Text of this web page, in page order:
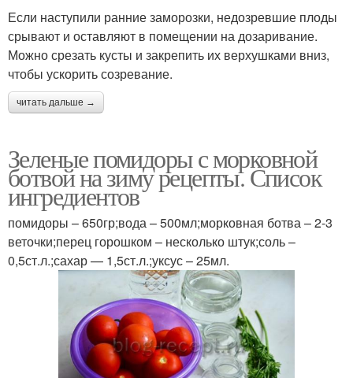
Если наступили ранние заморозки, недозревшие плоды
срывают и оставляют в помещении на дозаривание.
Можно срезать кусты и закрепить их верхушками вниз,
чтобы ускорить созревание.
читать дальше →
Зеленые помидоры с морковной
ботвой на зиму рецепты. Список
ингредиентов
помидоры – 650гр;вода – 500мл;морковная ботва – 2-3
веточки;перец горошком – несколько штук;соль –
0,5ст.л.;сахар — 1,5ст.л.;уксус – 25мл.